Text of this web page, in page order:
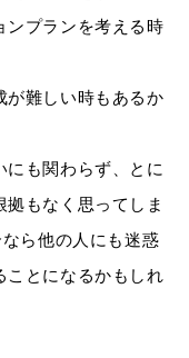
ンプランを考える時
が難しい時もあるか
も関わらず、とに
もなく思ってしま
ら他の人にも迷惑
ことになるかもしれ